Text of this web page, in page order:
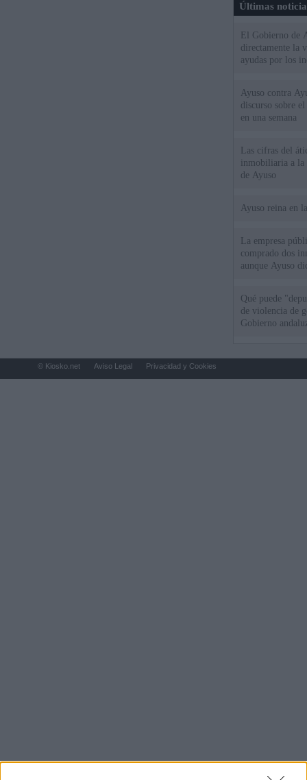
Últimas
El Gobierno de
directamente la
ayudas por los
Ayuso contra
discurso sobre
en una semana
Las cifras del
inmobiliaria a la
de Ayuso
Ayuso reina en
La empresa
comprado dos
aunque Ayuso
Qué puede
de violencia de
Gobierno
© Kiosko.net Aviso Legal Privacidad y Cookies